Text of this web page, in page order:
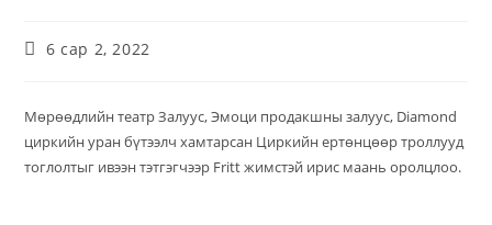
6 сар 2, 2022
Мөрөөдлийн театр Залуус, Эмоци продакшны залуус, Diamond
циркийн уран бүтээлч хамтарсан Циркийн ертөнцөөр троллууд
тоглолтыг ивээн тэтгэгчээр Fritt жимстэй ирис маань оролцлоо.